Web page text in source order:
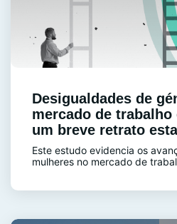
Desigualdades de
mercado de trabalho
um breve retrato
Este estudo evidencia os
mulheres no mercado de